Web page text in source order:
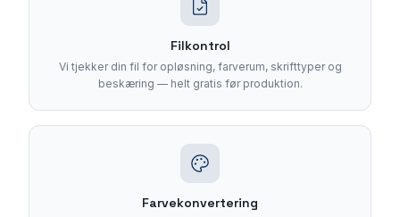
Filkontrol
Vi tjekker din fil for opløsning, farverum, skrifttyper og
beskæring — helt gratis før produktion.
Farvekonvertering